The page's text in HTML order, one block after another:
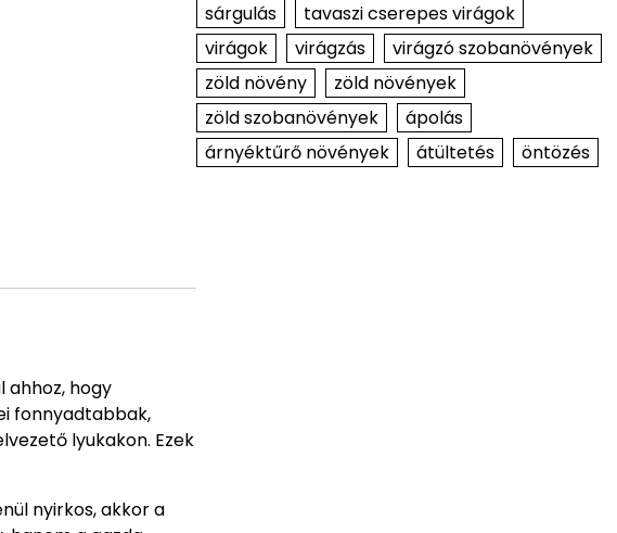
ahhoz, hogy
fonnyadtabbak,
lyukakon. Ezek
nyirkos, akkor a
sárgulás
tavaszi cserepes virágok
virágok
virágzás
virágzó szobanövények
zöld növény
zöld növények
zöld szobanövények
ápolás
árnyéktűrő növények
átültetés öntözés